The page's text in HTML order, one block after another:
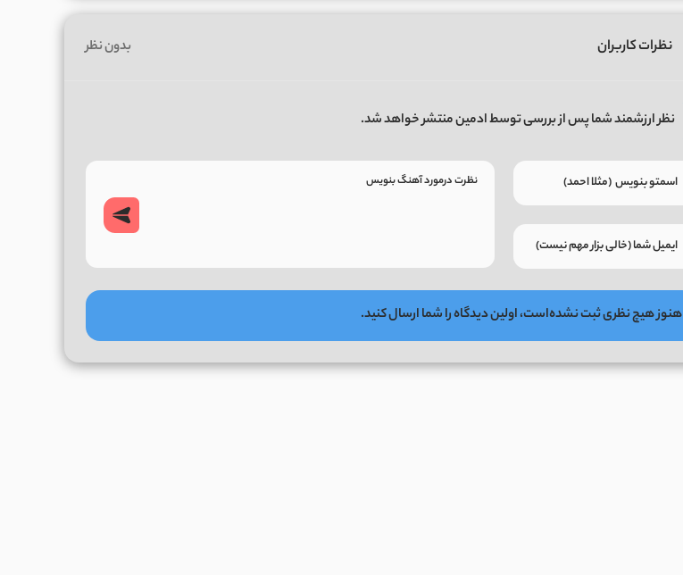
نظرات کاربران بدون نظر
نظر ارزشمند شما پس از بررسی توسط ادمین منتشر خواهد شد.
هنوز هیچ نظری ثبت نشده‌است، اولین دیدگاه را شما ارسال کنید.